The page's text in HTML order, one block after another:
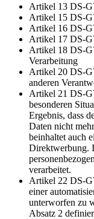
Artikel 13 DS-
Artikel 15 DS-
Artikel 16 DS-
Artikel 17 DS-
Artikel 18 DS-
Verarbeitung
Artikel 20 DS-
anderen
Artikel 21 DS-
besonderen
Ergebnis, dass
Daten nicht
beinhaltet auch
Direktwerbung.
verarbeitet.
Artikel 22 DS-
einer
unterworfen zu
Absatz 2